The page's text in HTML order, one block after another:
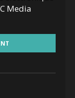
Media